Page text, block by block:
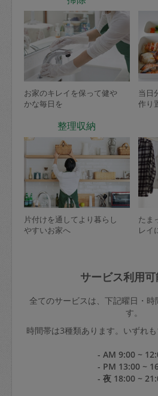
お家のキレイを保って健や
かな毎日を
当日
作り
整理収納
片付けを通してより暮らし
やすいお家へ
たま
レイ
サービス利用
全てのサービスは、下記曜日・時
す。
時間帯は3種類あります。いずれも
- AM 9:00 ~
- PM 13:00 ~
- 夜 18:00 ~